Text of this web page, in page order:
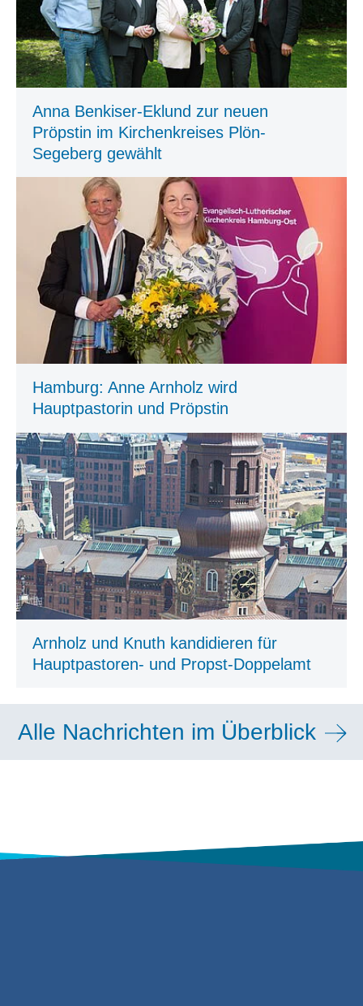
Anna Benkiser-Eklund zur neuen
Pröpstin im Kirchenkreises Plön-
Segeberg gewählt
Hamburg: Anne Arnholz wird
Hauptpastorin und Pröpstin
Arnholz und Knuth kandidieren für
Hauptpastoren- und Propst-Doppelamt
Alle Nachrichten im Überblick